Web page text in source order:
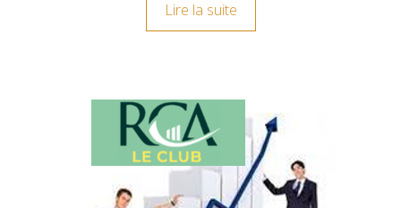
Lire la suite